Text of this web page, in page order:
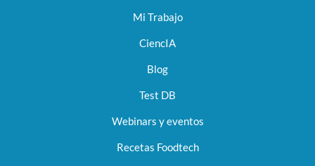
Mi Trabajo
CiencIA
Blog
Test DB
Webinars y eventos
Recetas Foodtech